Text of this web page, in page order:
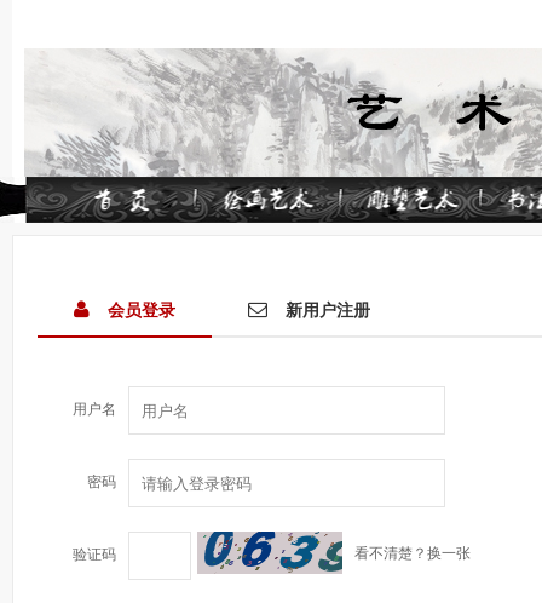
会员登录 新用户注册
用户名
密码
验证码 看不清楚？换一张